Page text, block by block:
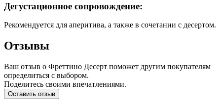
Дегустационное сопровождение:
Рекомендуется для аперитива, а также в сочетании с десертом.
Отзывы
Ваш отзыв о Фреттино Десерт поможет другим покупателям
определиться с выбором.
Поделитесь своими впечатлениями.
Оставить отзыв